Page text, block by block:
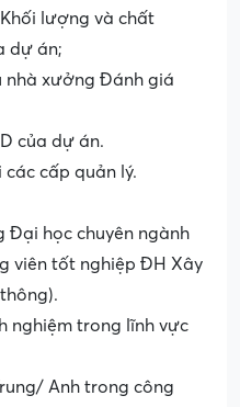
lượng và chất
dự án;
nhà xưởng Đánh giá
của dự án.
cấp quản lý.
Đại học chuyên ngành
viên tốt nghiệp ĐH Xây
nghiệm trong lĩnh vực
Anh trong công